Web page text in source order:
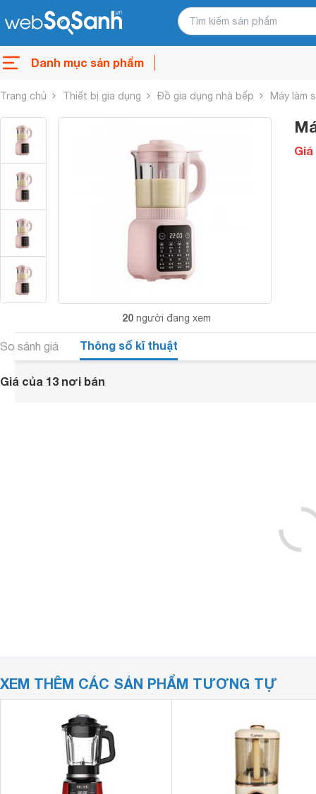
Danh mục sản phẩm
Trang chủ Thiết bị gia dụng Đồ gia dụng nhà bếp Máy làm
20 người đang xem
Giá
So sánh giá Thông số kĩ thuật
Giá của 13 nơi bán
XEM THÊM CÁC SẢN PHẨM TƯƠNG TỰ